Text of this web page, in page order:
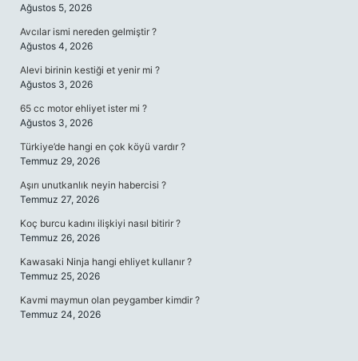
Ağustos 5, 2026
Avcılar ismi nereden gelmiştir ?
Ağustos 4, 2026
Alevi birinin kestiği et yenir mi ?
Ağustos 3, 2026
65 cc motor ehliyet ister mi ?
Ağustos 3, 2026
Türkiye’de hangi en çok köyü vardır ?
Temmuz 29, 2026
Aşırı unutkanlık neyin habercisi ?
Temmuz 27, 2026
Koç burcu kadını ilişkiyi nasıl bitirir ?
Temmuz 26, 2026
Kawasaki Ninja hangi ehliyet kullanır ?
Temmuz 25, 2026
Kavmi maymun olan peygamber kimdir ?
Temmuz 24, 2026